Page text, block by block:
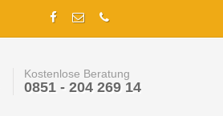
Kostenlose Beratung
0851 - 204 269 14